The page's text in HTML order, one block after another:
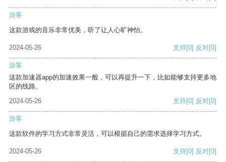
游客
这款游戏的音乐非常优美，听了让人心旷神怡。
2024-05-26 支持[0] 反对[0]
游客
这款加速器app的加速效果一般，可以再提升一下，比如能够支持更多地
区的线路。
2024-05-26
支持[0] 反对[0]
游客
这款软件的学习方式非常灵活，可以根据自己的需求选择学习方式。
2024-05-26 支持[0] 反对[0]